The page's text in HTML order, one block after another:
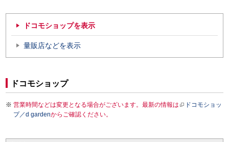
ドコモショップを表示
量販店などを表示
ドコモショップ
営業時間などは変更となる場合がございます。最新の情報は
ドコモショッ
プ／d gardenからご確認ください。